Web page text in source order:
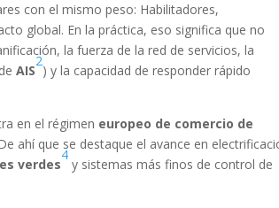
con el mismo peso: Habilitadores,
global. En la práctica, eso significa que no
la fuerza de la red de servicios, la
AIS
2
) y la capacidad de responder rápido
en el régimen europeo de comercio de
ahí que se destaque el avance en
verdes
4
y sistemas más finos de control de